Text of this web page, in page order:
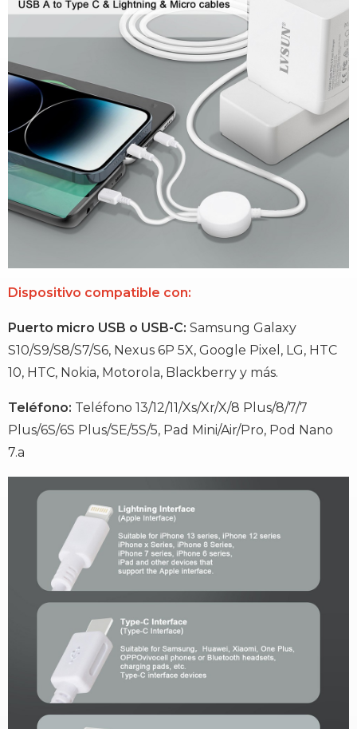
Dispositivo compatible con:
Puerto micro USB o USB-C: Samsung Galaxy
S10/S9/S8/S7/S6, Nexus 6P 5X, Google Pixel, LG, HTC
10, HTC, Nokia, Motorola, Blackberry y más.
Teléfono: Teléfono 13/12/11/Xs/Xr/X/8 Plus/8/7/7
Plus/6S/6S Plus/SE/5S/5, Pad Mini/Air/Pro, Pod Nano
7.a